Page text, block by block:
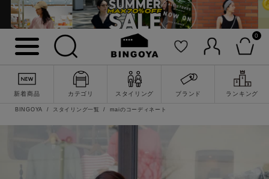
0
新着商品 カテゴリ スタイリング ブランド ランキング
BINGOYA スタイリング一覧 maiのコーディネート